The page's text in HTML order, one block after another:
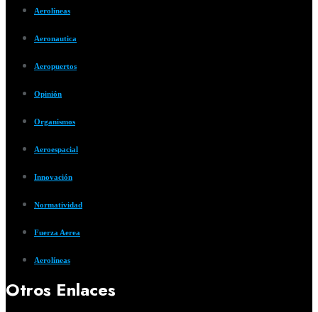
Aerolíneas
Aeronautica
Aeropuertos
Opinión
Organismos
Aeroespacial
Innovación
Normatividad
Fuerza Aerea
Aerolíneas
Otros Enlaces